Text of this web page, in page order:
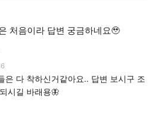
처음이라 답변 궁금하네요🥹
은 다 착하신거같아요.. 답변 보시구 조
시길 바래용🦋